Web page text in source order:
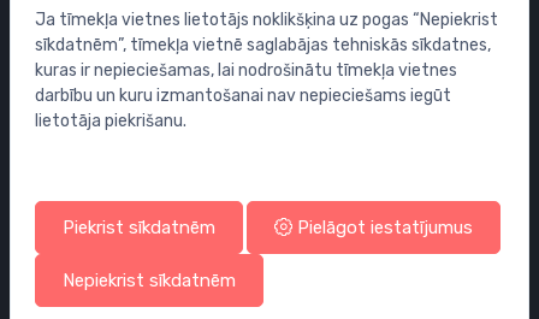
Vannas istabas piederumi
Mēbeles
Rāmji un skalošanas sistēmas
Sifoni
Cauruļvadi un Veidgabali
Profila un piegādes informācija
Tavs konts
Ja tīmekļa vietnes lietotājs noklikšķina uz pogas “Nepiekrist
sīkdatnēm”, tīmekļa vietnē saglabājas tehniskās sīkdatnes,
kuras ir nepieciešamas, lai nodrošinātu tīmekļa vietnes
darbību un kuru izmantošanai nav nepieciešams iegūt
lietotāja piekrišanu.
Piekrist sīkdatnēm Pielāgot iestatījumus
Nepiekrist sīkdatnēm